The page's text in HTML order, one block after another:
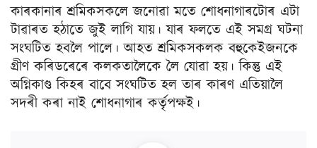
কাৰকানাৰ শ্ৰমিকসকলে জনোৱা মতে শোধনাগাৰটোৰ এটা
টাৱাৰত হঠাতে জুই লাগি যায়। যাৰ ফলতে এই সমগ্ৰ ঘটনা
সংঘটিত হবলৈ পালে। আহত শ্ৰমিকসকলক বহুকেইজনকে
গ্ৰীণ কৰিডৰেৰে কলকতালৈকে লৈ যোৱা হয়। কিন্তু এই
অগ্নিকাণ্ড কিহৰ বাবে সংঘটিত হল তাৰ কাৰণ এতিয়ালৈ
সদৰী কৰা নাই শোধনাগাৰ কৰ্তৃপক্ষই।